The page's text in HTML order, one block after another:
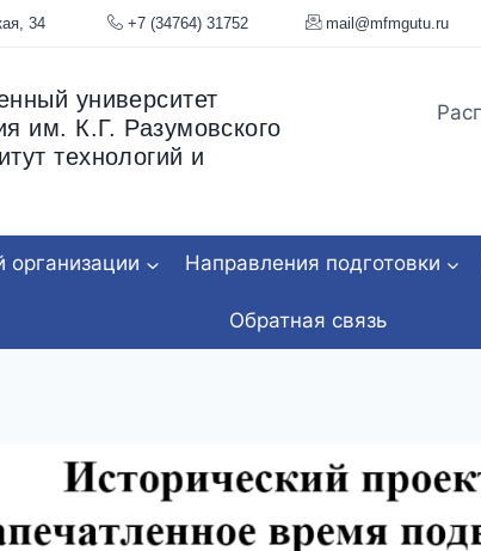
34 +7 (34764) 31752
университет
им. К.Г. Разумовского
технологий и
организации Направления подготовки
Обратная связь